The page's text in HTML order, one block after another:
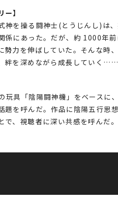
ー】
神を操る闘神士(とうじんし)は
係にあった。だが、約 1000年
勢力を伸ばしていた。そんな時
絆を深めながら成長していく……
玩具「陰陽闘神機」をベースに
題を呼んだ。作品に陰陽五行思
で、視聴者に深い共感を呼んだ。